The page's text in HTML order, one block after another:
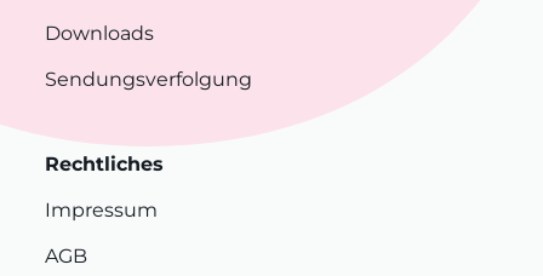
Downloads
Sendungsverfolgung
Rechtliches
Impressum
AGB